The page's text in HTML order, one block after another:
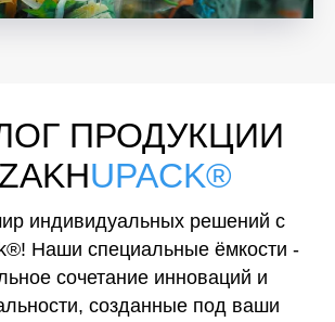
ПРОДУКЦИИ
UPACK®
индивидуальных решений с
Наши специальные ёмкости -
сочетание инноваций и
созданные под ваши